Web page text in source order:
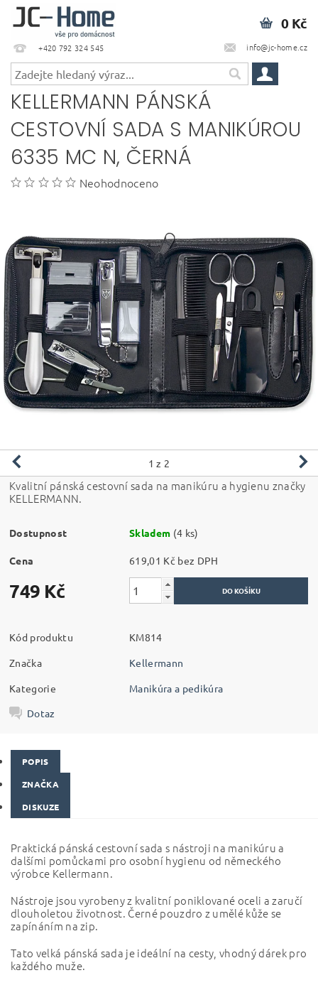
+420 792 324 545 info@jc-home.cz
0 Kč
KELLERMANN PÁNSKÁ
CESTOVNÍ SADA S MANIKÚROU
6335 MC N, ČERNÁ
Neohodnoceno
1 z 2
Kvalitní pánská cestovní sada na manikúru a hygienu značky
KELLERMANN.
Dostupnost Skladem (4 ks)
Cena 619,01 Kč bez DPH
749 Kč
Kód produktu
KM814
Značka
Kellermann
Kategorie
Manikúra a pedikúra
Dotaz
POPIS
ZNAČKA
DISKUZE
Praktická pánská cestovní sada s nástroji na manikúru a
dalšími pomůckami pro osobní hygienu od německého
výrobce Kellermann.
Nástroje jsou vyrobeny z kvalitní poniklované oceli a zaručí
dlouholetou životnost. Černé pouzdro z umělékůže se
zapínáním na zip.
Tato velká pánská sada je ideální na cesty, vhodný dárek pro
každého muže.